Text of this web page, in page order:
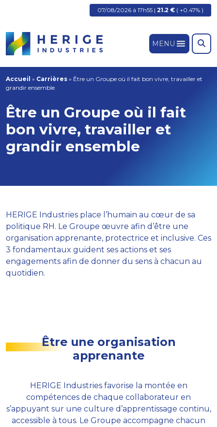
07/08/2026 à 17h55 | 21.2 € ( +0.47% )
MENU
Accueil » Carrières » Être un Groupe où il fait bon vivre, travailler et
grandir ensemble
Être un Groupe où il fait
bon vivre, travailler et
grandir ensemble
HERIGE Industries place l’humain au cœur de sa
politique RH. Le Groupe œuvre afin d’être une
organisation apprenante, protectrice et inclusive. Ces
3 fondamentaux guident ses actions et ses
engagements afin de donner du sens à chacun au
quotidien.
Être une organisation
apprenante
HERIGE Industries favorise la montée en
compétences de chaque collaborateur en
s’appuyant sur une culture d’apprentissage continu,
accessible à tous. Le Groupe accompagne chacun